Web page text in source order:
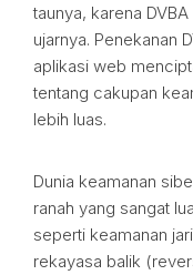
taunya, karena
ujarnya. Penekanan
aplikasi web
tentang cakupan
lebih luas.
Dunia keamanan
ranah yang sangat
seperti keamanan
rekayasa balik